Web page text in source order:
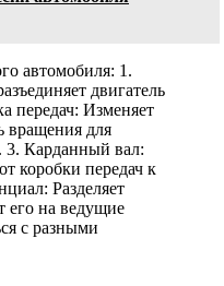
автомобиля: 1.
двигатель
передач: Изменяет
вращения для
3. Карданный вал:
коробки передач к
Разделяет
его на ведущие
с разными